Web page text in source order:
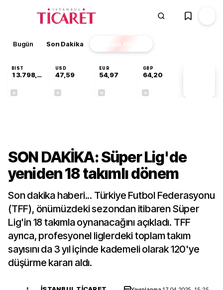
Bugün Son Dakika Finans EKSTRA
BIST
13.798,82
USD
47,59
EUR
54,97
GBP
64,20
SON DAKİKA: Süper Lig'de
yeniden 18 takımlı dönem
Son dakika haberi... Türkiye Futbol Federasyonu
(TFF), önümüzdeki sezondan itibaren Süper
Lig'in 18 takımla oynanacağını açıkladı. TFF
ayrıca, profesyonel liglerdeki toplam takım
sayısını da 3 yıl içinde kademeli olarak 120'ye
düşürme kararı aldı.